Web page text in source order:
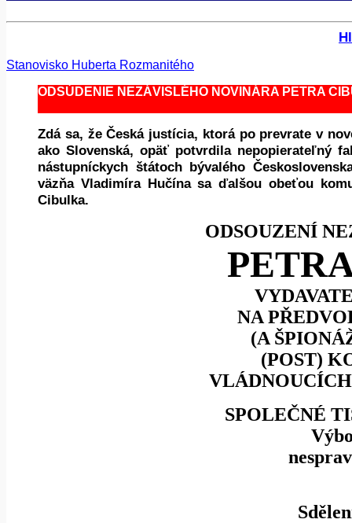
Stanovisko Huberta Rozmanitého
ODSÚDENIE NEZÁVISLÉHO NOVINÁRA PETRA
Zdá sa, že Česká justícia, ktorá po prevrate v
ako Slovenská, opäť potvrdila nepopierateľný
nástupníckych štátoch bývalého
väzňa Vladimíra Hučína sa ďalšou obeťou
Cibulka.
ODSOUZENÍ
NA
(A
(POST)
SPOLEČNÉ